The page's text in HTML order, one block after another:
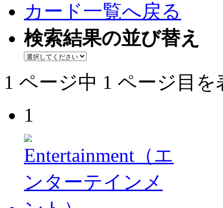
カード一覧へ戻る
検索結果の並び替え
1 ページ中 1 ページ目
1